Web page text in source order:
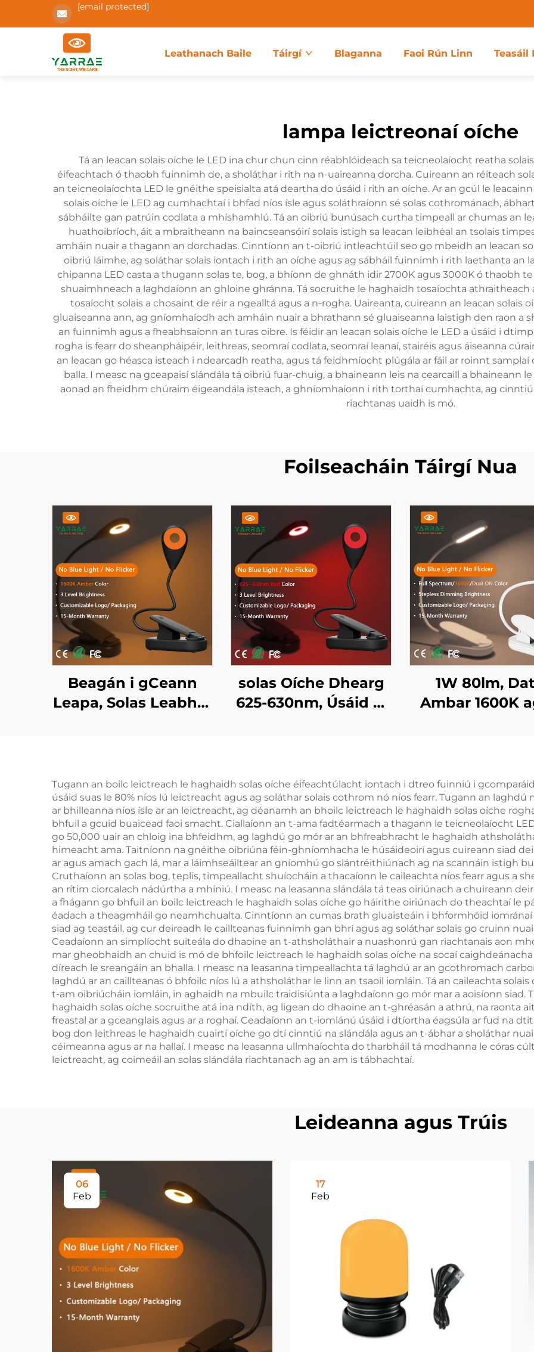
[email protected]
Leathanach Baile Táirgí Blaganna Faoi Rún Linn Teasáil
lampa leictreonaí oíche
Tá an leacan solais oíche le LED ina chur chun cinn réabhlóideach sa teicneolaíocht reatha
éifeachtach ó thaobh fuinnimh de, a sholáthar i rith na n-uaireanna dorcha. Cuireann an réiteach
an teicneolaíochta LED le gnéithe speisialta atá deartha do úsáid i rith an oíche. Ar an gcúl le
solais oíche le LED ag cumhachtaí i bhfad níos ísle agus soláthraíonn sé solas cothrománach,
sábháilte gan patrúin codlata a mhíshamhlú. Tá an oibriú bunúsach curtha timpeall ar chumas an
huathoibríoch, áit a mbraitheann na baincseansóirí solais istigh sa leacan leibhéal an tsolais
amháin nuair a thagann an dorchadas. Cinntíonn an t-oibriú intleachtúil seo go mbeidh an leacan
oibriú láimhe, ag soláthar solais iontach i rith an oíche agus ag sábháil fuinnimh i rith laethanta an
chipanna LED casta a thugann solas te, bog, a bhíonn de ghnáth idir 2700K agus 3000K ó thaobh
shuaimhneach a laghdaíonn an ghloine ghránna. Tá socruithe le haghaidh tosaíochta athraitheach
tosaíocht solais a chosaint de réir a ngealltá agus a n-rogha. Uaireanta, cuireann an leacan solais
gluaiseanna ann, ag gníomhaíodh ach amháin nuair a bhrathann sé gluaiseanna laistigh den raon a
an fuinnimh agus a fheabhsaíonn an turas oibre. Is féidir an leacan solais oíche le LED a úsáid i
rogha is fearr do sheanpháipéir, leithreas, seomraí codlata, seomraí leanaí, stairéis agus áiseanna
an leacan go héasca isteach i ndearcadh reatha, agus tá feidhmíocht plúgála ar fáil ar roinnt
balla. I measc na gceapaisí slándála tá oibriú fuar-chuig, a bhaineann leis na cearcaill a bhaineann
aonad an fheidhm chúraim éigeandála isteach, a ghníomhaíonn i rith torthaí cumhachta, ag
riachtanas uaidh is mó.
Foilseacháin Táirgí Nua
Beagán i gCeann
Leapa, Solas Leabhar
LED Corp Eile Dhubh
solas Oíche Dhearg
625-630nm, Úsáid 5-
1-Uair ar Chorp Eile
Dhubh
1W 80lm,
Ambar 1600K
Leabhar LED le
Bán
Tugann an boilc leictreach le haghaidh solas oíche éifeachtúlacht iontach i dtreo fuinniú i
úsáid suas le 80% níos lú leictreacht agus ag soláthar solais cothrom nó níos fearr. Tugann an
ar bhilleanna níos ísle ar an leictreacht, ag déanamh an bhoilc leictreach le haghaidh solas oíche
bhfuil a gcuid buaicead faoi smacht. Ciallaíonn an t-ama fadtéarmach a thagann le teicneolaíocht
go 50,000 uair an chloig ina bhfeidhm, ag laghdú go mór ar an bhfreabhracht le haghaidh
himeacht ama. Taitníonn na gnéithe oibriúna féin-ghníomhacha le húsáideoirí agus cuireann siad
ar agus amach gach lá, mar a láimhseáiltear an gníomhú go slántréithiúnach ag na scannáin istigh
Cruthaíonn an solas bog, teplis, timpeallacht shuíocháin a thacaíonn le caileachta níos fearr agus a
an rítim ciorcalach nádúrtha a mhíniú. I measc na leasanna slándála tá teas oiriúnach a chuireann
a fhágann go bhfuil an boilc leictreach le haghaidh solas oíche go háirithe oiriúnach do theachtaí le
éadach a theagmháil go neamhchualta. Cinntíonn an cumas brath gluaisteáin i bhformhóid
siad ag teastáil, ag cur deireadh le caillteanas fuinnimh gan bhrí agus ag soláthar solais go cruinn
Ceadaíonn an simplíocht suiteála do dhaoine an t-athsholáthair a nuashonrú gan riachtanais aon
mar gheobhaidh an chuid is mó de bhfoilc leictreach le haghaidh solas oíche na socaí
díreach le sreangáin an bhalla. I measc na leasanna timpeallachta tá laghdú ar an gcothromach
laghdú ar an caillteanas ó bhfoilc níos lú a athsholáthar le linn an tsaoil iomláin. Tá an caileachta
t-am oibriúcháin iomláin, in aghaidh na mbuilc traidisiúnta a laghdaíonn go mór mar a aoisíonn siad.
haghaidh solas oíche socruithe atá ina ndíth, ag ligean do dhaoine an t-ghréasán a athrú, na raonta
freastal ar a gceanglais agus ar a roghaí. Ceadaíonn an t-iomlánú úsáid i dtíortha éagsúla ar fud na
bog don leithreas le haghaidh cuairtí oíche go dtí cinntiú na slándála agus an t-ábhar a sholáthar
céimeanna agus ar na hallaí. I measc na leasanna ullmhaíochta do tharbháil tá modhanna le córas
leictreacht, ag coimeáil an solas slándála riachtanach ag an am is tábhachtaí.
Leideanna agus Trúis
06
Feb
17
Feb